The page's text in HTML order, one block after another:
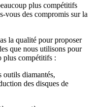
plus compétitifs
vous des compromis sur la
la qualité pour proposer
que nous utilisons pour
plus compétitifs :
diamantés,
des disques de